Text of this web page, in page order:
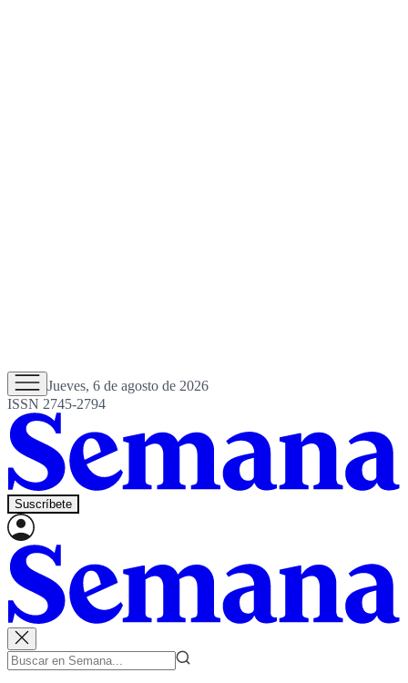
Jueves, 6 de agosto de 2026
ISSN 2745-2794
Suscríbete